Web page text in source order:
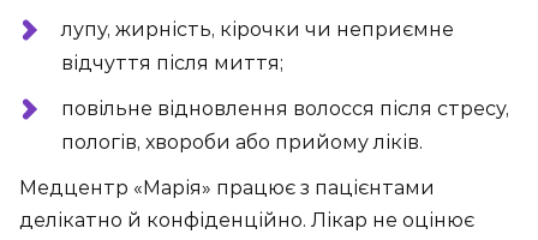
лупу, жирність, кірочки чи неприємне
відчуття після миття;
повільне відновлення волосся після стресу,
пологів, хвороби або прийому ліків.
Медцентр «Марія» працює з пацієнтами
делікатно й конфіденційно. Лікар не оцінює